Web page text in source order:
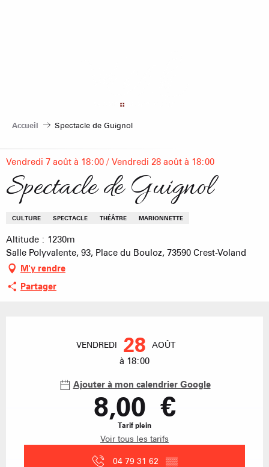
Accueil Spectacle de Guignol
Vendredi 7 août à 18:00 / Vendredi 28 août à 18:00
Spectacle de Guignol
CULTURE SPECTACLE THÉÂTRE MARIONNETTE
Altitude : 1230m
Salle Polyvalente, 93, Place du Bouloz, 73590 Crest-Voland
M'y rendre
Partager
VENDREDI 28 AOÛT
à 18:00
Ajouter à mon calendrier Google
8,00 €
Tarif plein
Voir tous les tarifs
04 79 31 62 ▒▒